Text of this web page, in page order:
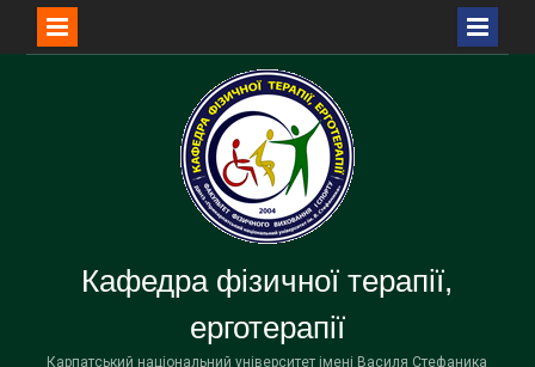
Кафедра фізичної терапії,
ерготерапії
Карпатський національний університет імені Василя Стефаника